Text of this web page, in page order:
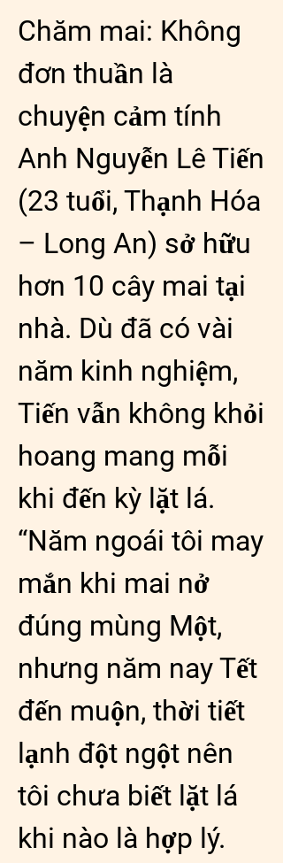
Chăm mai: Không
đơn thuần là
chuyện cảm tính
Anh Nguyễn Lê Tiến
(23 tuổi, Thạnh Hóa
– Long An) sở hữu
hơn 10 cây mai tại
nhà. Dù đã có vài
năm kinh nghiệm,
Tiến vẫn không khỏi
hoang mang mỗi
khi đến kỳ lặt lá.
“Năm ngoái tôi may
mắn khi mai nở
đúng mùng Một,
nhưng năm nay Tết
đến muộn, thời tiết
lạnh đột ngột nên
tôi chưa biết lặt lá
khi nào là hợp lý.